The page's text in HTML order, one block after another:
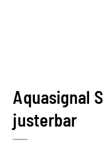
Aquasignal
justerbar